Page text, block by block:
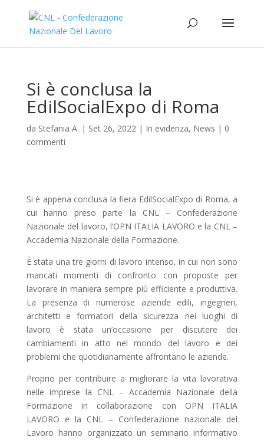
Si è conclusa la
EdilSocialExpo di Roma
da Stefania A. | Set 26, 2022| In evidenza, News | 0
commenti
Si è appena conclusa la fiera EdilSocialExpo di Roma, a
cui hanno preso parte la CNL – Confederazione
Nazionale del lavoro, l’OPN ITALIA LAVORO e la CNL –
Accademia Nazionale della Formazione.
È stata una tre giorni di lavoro intenso, in cui non sono
mancati momenti di confronto con proposte per
lavorare in maniera sempre più efficiente e produttiva.
La presenza di numerose aziende edili, ingegneri,
architetti e formatori della sicurezza nei luoghi di
lavoro è stata un’occasione per discutere dei
cambiamenti in atto nel mondo del lavoro e dei
problemi che quotidianamente affrontano le aziende.
Proprio per contribuire a migliorare la vita lavorativa
nelle imprese la CNL – Accademia Nazionale della
Formazione in collaborazione con OPN ITALIA
LAVORO e la CNL – Confederazione nazionale del
Lavoro hanno organizzato un seminario informativo